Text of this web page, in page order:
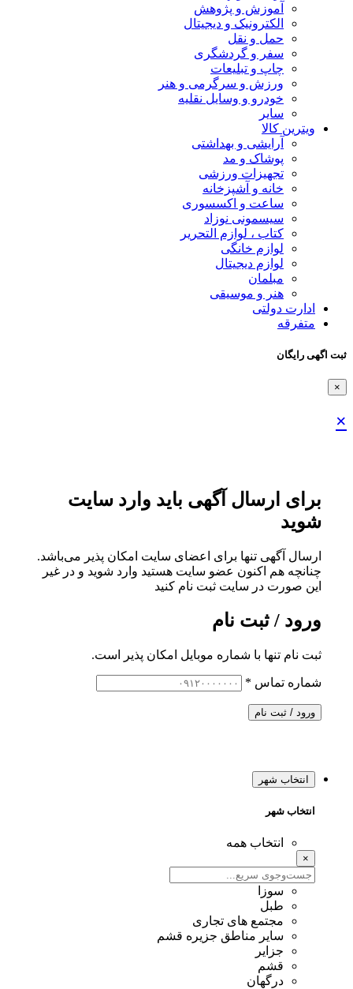
آموزش و پژوهش
الکترونیک و دیجیتال
حمل و نقل
سفر و گردشگری
چاپ و تبلیعات
ورزش و سرگرمی و هنر
خودرو و وسایل نقلیه
سایر
ویترین کالا
آرایشی و بهداشتی
پوشاک و مد
تجهیزات ورزشی
خانه و آشپزخانه
ساعت و اکسسوری
سیسمونی نوزاد
کتاب ، لوازم التحریر
لوازم خانگی
لوازم دیجیتال
مبلمان
هنر و موسیقی
ادارت دولتی
متفرقه
ثبت اگهی رایگان
×
×
برای ارسال آگهی باید وارد سایت
شوید
ارسال آگهی تنها برای اعضای سایت امکان پذیر می‌باشد.
چنانچه هم‌ اکنون عضو سایت هستید وارد شوید و در غیر
این صورت در سایت ثبت نام کنید
ورود / ثبت نام
ثبت نام تنها با شماره موبایل امکان پذیر است.
شماره تماس *
ورود / ثبت نام
انتخاب شهر
انتخاب شهر
انتخاب همه
×
سوزا
طبل
مجتمع های تجاری
سایر مناطق جزیره قشم
جزایر
قشم
درگهان